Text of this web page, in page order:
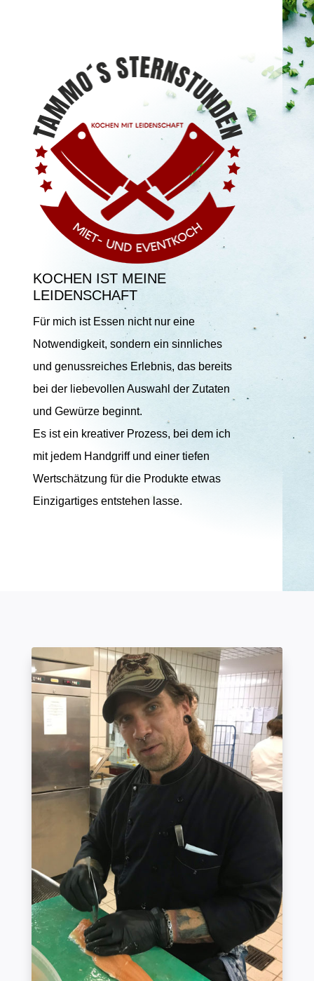
KOCHEN IST MEINE
LEIDENSCHAFT
Für mich ist Essen nicht nur eine
Notwendigkeit, sondern ein sinnliches
und genussreiches Erlebnis, das bereits
bei der liebevollen Auswahl der Zutaten
und Gewürze beginnt.
Es ist ein kreativer Prozess, bei dem ich
mit jedem Handgriff und einer tiefen
Wertschätzung für die Produkte etwas
Einzigartiges entstehen lasse.